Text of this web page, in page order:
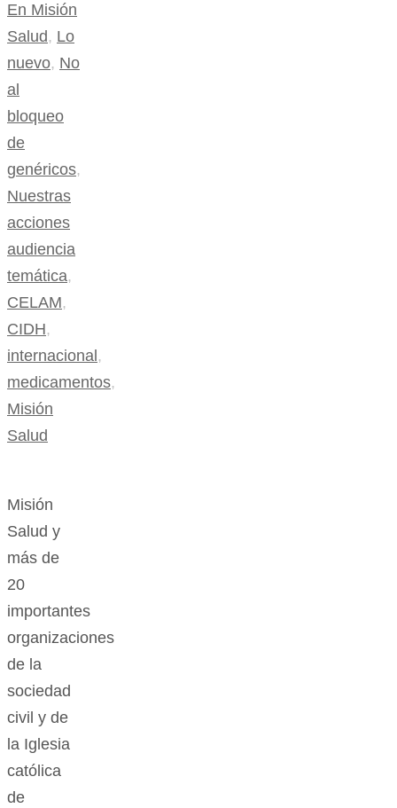
En Misión
Salud , Lo
nuevo, No
al
bloqueo
de
genéricos,
Nuestras
acciones
audiencia
temática,
CELAM,
CIDH,
internacional ,
medicamentos,
Misión
Salud
Misión
Salud y
más de
20
importantes
organizaciones
de la
sociedad
civil y de
la Iglesia
católica
de